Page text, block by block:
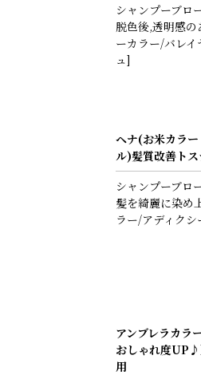
シャンプーブ
脱色後,透明感
ーカラー/バレ
ュ]
ヘナ(お米カラ
ル)髪質改善ト
シャンプーブロ
髪を綺麗に染め
ラー/アディク
アンブレラカラ
おしゃれ度UP♪
用